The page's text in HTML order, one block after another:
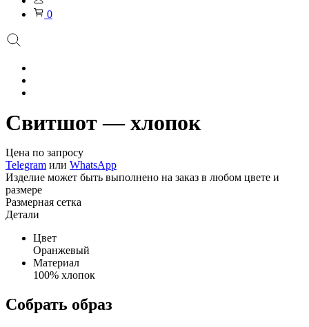
0
Свитшот — хлопок
Цена по запросу
Telegram или WhatsApp
Изделие может быть выполнено на заказ в любом цвете и
размере
Размерная сетка
Детали
Цвет
Оранжевый
Материал
100% хлопок
Собрать образ